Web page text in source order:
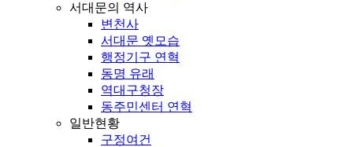
서대문의 역사
변천사
서대문 옛모습
행정기구 연혁
동명 유래
역대구청장
동주민센터 연혁
일반현황
구정여건